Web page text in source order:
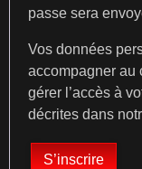
passe sera
Vos données
accompagner au
gérer l’accès à
décrites dans
S’inscrire